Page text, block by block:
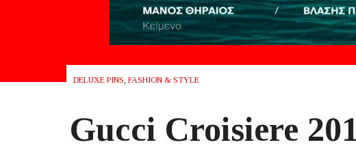
DELUXE PINS, FASHION & STYLE
Gucci Croisiere